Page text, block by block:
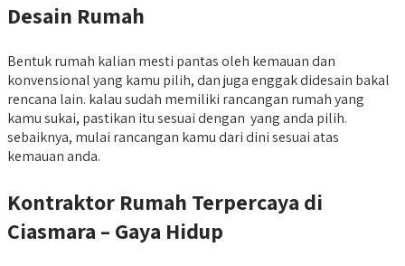
Desain Rumah
Bentuk rumah kalian mesti pantas oleh kemauan dan
konvensional yang kamu pilih, dan juga enggak didesain bakal
rencana lain. kalau sudah memiliki rancangan rumah yang
kamu sukai, pastikan itu sesuai dengan yang anda pilih.
sebaiknya, mulai rancangan kamu dari dini sesuai atas
kemauan anda.
Kontraktor Rumah Terpercaya di
Ciasmara – Gaya Hidup